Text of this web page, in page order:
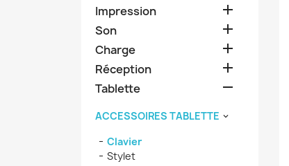
Impression 
Son 
Charge 
Réception 
Tablette 
ACCESSOIRES TABLETTE 
Clavier
Stylet